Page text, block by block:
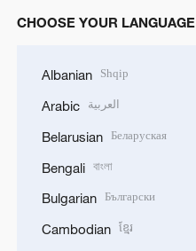
CHOOSE YOUR LANGUAGE
Albanian Shqip
Arabic العربية
Belarusian Беларуская
Bengali বাংলা
Bulgarian Български
Cambodian ខ្មែរ